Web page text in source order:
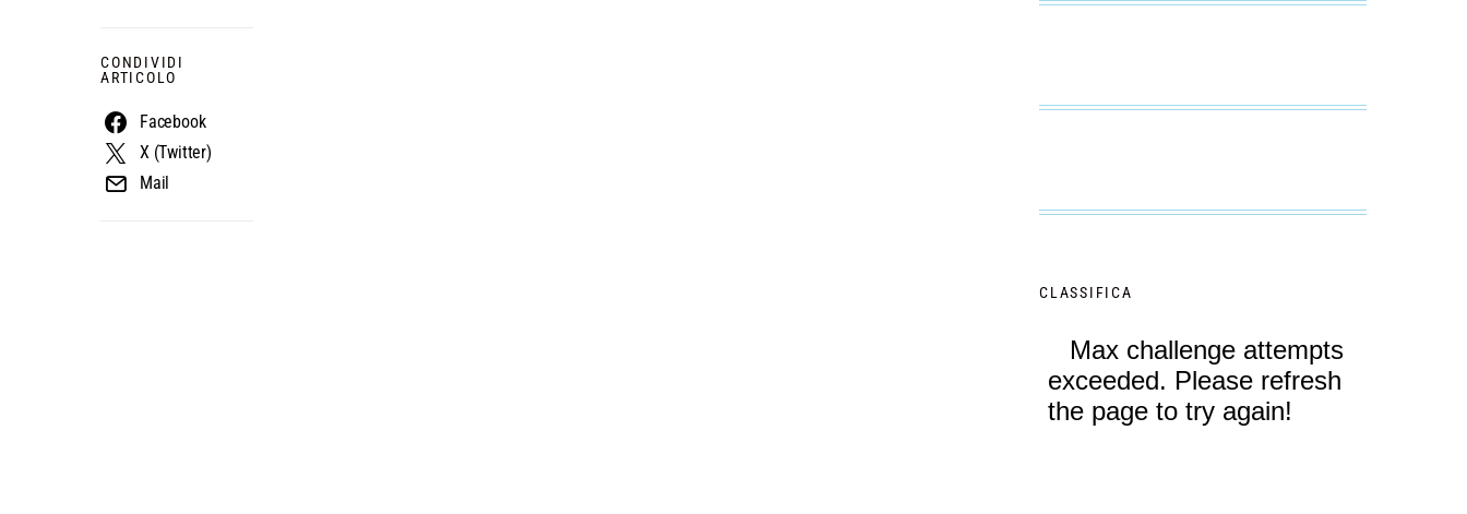
CONDIVIDI
ARTICOLO
Facebook
X (Twitter)
Mail
CLASSIFICA